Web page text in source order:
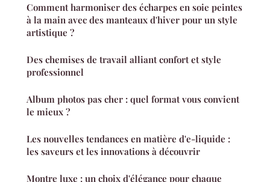
Comment harmoniser des écharpes en soie peintes
à la main avec des manteaux d'hiver pour un style
artistique ?
Des chemises de travail alliant confort et style
professionnel
Album photos pas cher : quel format vous convient
le mieux ?
Les nouvelles tendances en matière d'e-liquide :
les saveurs et les innovations à découvrir
Montre luxe : un choix d'élégance pour chaque